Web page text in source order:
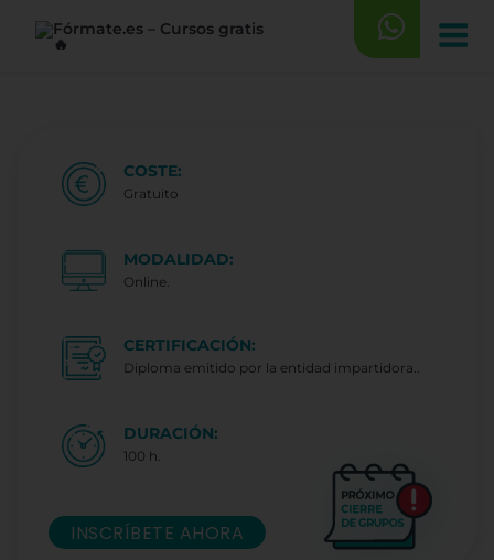
COSTE:
Gratuito
MODALIDAD:
Online.
CERTIFICACIÓN:
Diploma emitido por la entidad impartidora..
DURACIÓN:
100 h.
INSCRÍBETE AHORA